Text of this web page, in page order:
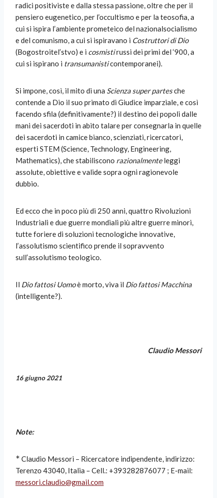
radici positiviste e dalla stessa passione, oltre che per il
pensiero eugenetico, per l’occultismo e per la teosofia, a
cui si ispira l’ambiente prometeico del nazionalsocialismo
e del comunismo, a cui si ispiravano i Costruttori di Dio
(Bogostroitel’stvo) e i cosmistirussi dei primi del ‘900, a
cui si ispirano i transumanisticontemporanei).
Si impone, così, il mito di una Scienza super partesche
contende a Dio il suo primato di Giudice imparziale, e così
facendo sfila (definitivamente?) il destino dei popoli dalle
mani dei sacerdoti in abito talare per consegnarla in quelle
dei sacerdoti in camice bianco, scienziati, ricercatori,
esperti STEM (Science, Technology, Engineering,
Mathematics), che stabiliscono razionalmenteleggi
assolute, obiettive e valide sopra ogni ragionevole
dubbio.
Ed ecco che in poco più di 250 anni, quattro Rivoluzioni
Industriali e due guerre mondiali più altre guerre minori,
tutte foriere di soluzioni tecnologiche innovative,
l’assolutismo scientifico prende il sopravvento
sull’assolutismo teologico.
Il Dio fattosi Uomoè morto, viva il Dio fattosi Macchina
(intelligente?).
Claudio Messori
16 giugno 2021
Note:
∗ Claudio Messori – Ricercatore indipendente, indirizzo:
Terenzo 43040, Italia – Cell.: +393282876077 ; E-mail:
messori.claudio@gmail.com